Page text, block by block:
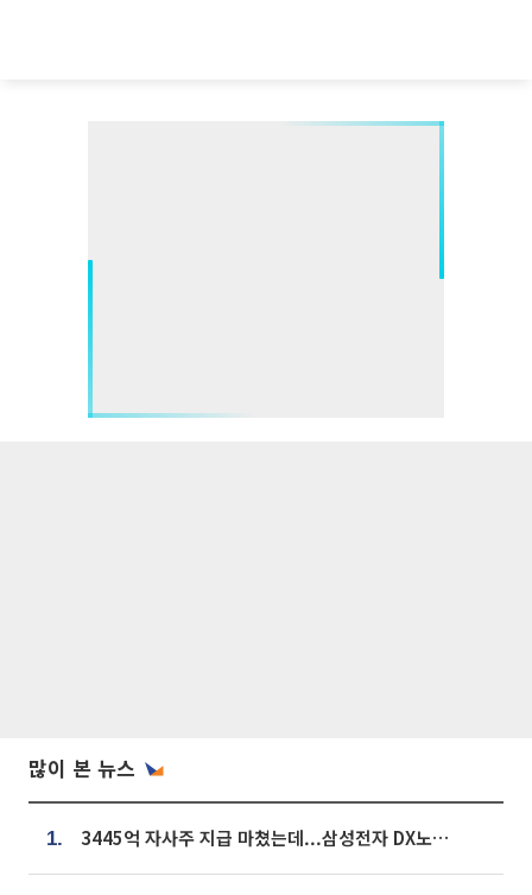
많이 본 뉴스
1. 3445억 자사주 지급 마쳤는데...삼성전자 DX노조, 뒤늦은 '떼쓰기 집회'